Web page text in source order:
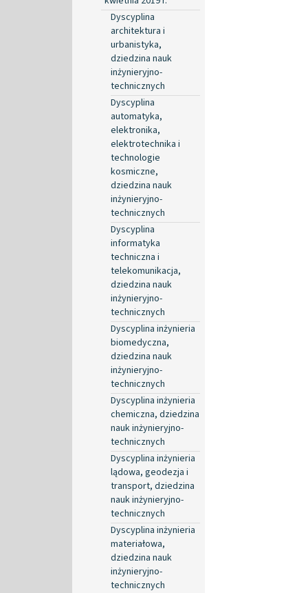
Dyscyplina
architektura i
urbanistyka,
dziedzina nauk
inżynieryjno-
technicznych
Dyscyplina
automatyka,
elektronika,
elektrotechnika i
technologie
kosmiczne,
dziedzina nauk
inżynieryjno-
technicznych
Dyscyplina
informatyka
techniczna i
telekomunikacja,
dziedzina nauk
inżynieryjno-
technicznych
Dyscyplina inżynieria
biomedyczna,
dziedzina nauk
inżynieryjno-
technicznych
Dyscyplina inżynieria
chemiczna, dziedzina
nauk inżynieryjno-
technicznych
Dyscyplina inżynieria
lądowa, geodezja i
transport, dziedzina
nauk inżynieryjno-
technicznych
Dyscyplina inżynieria
materiałowa,
dziedzina nauk
inżynieryjno-
technicznych